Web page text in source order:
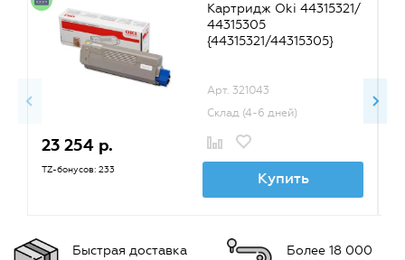
Картридж Oki 44315321/
44315305
{44315321/44315305}
Арт. 321043
Склад (4-6 дней)
23 254 р.
TZ-бонусов: 233 Купить
Быстрая доставка
Более 18 000